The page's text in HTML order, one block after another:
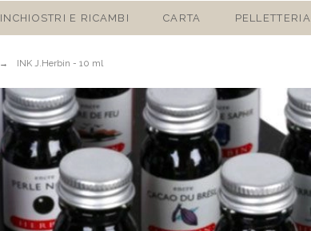
INCHIOSTRI E RICAMBI CARTA PELLETTERIA
INK J.Herbin - 10 ml